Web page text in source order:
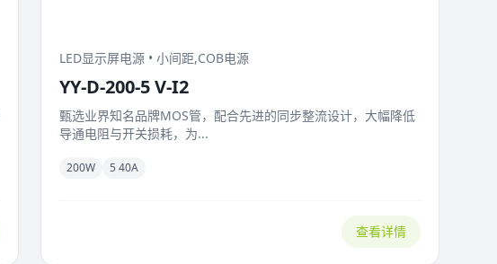
LED显示屏电源 • 小间距,COB电源
YY-D-200-5 V-I2
甄选业界知名品牌MOS管，配合先进的同步整流设计，大幅降低
导通电阻与开关损耗，为...
200W 5 40A
查看详情